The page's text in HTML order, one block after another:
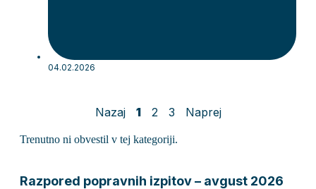
04.02.2026
Nazaj 1 2 3 Naprej
Trenutno ni obvestil v tej kategoriji.
Razpored popravnih izpitov – avgust 2026